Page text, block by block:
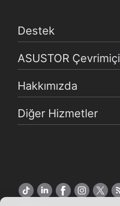
Destek
ASUSTOR Çevrimiçi
Hakkımızda
Diğer Hizmetler